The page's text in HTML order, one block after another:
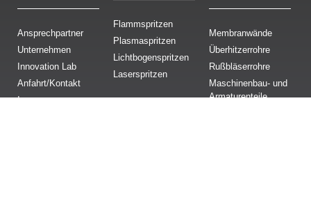
Ansprechpartner
Unternehmen
Innovation Lab
Anfahrt/Kontakt
Impressum
Flammspritzen
Plasmaspritzen
Lichtbogenspritzen
Laserspritzen
Membranwände
Überhitzerrohre
Rußbläserrohre
Maschinenbau- und
Armaturenteile